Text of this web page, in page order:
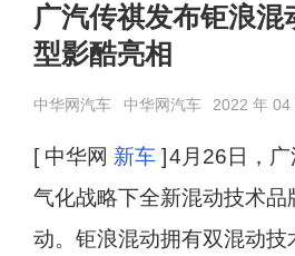
广汽传祺发布钜浪混
型影酷亮相
中华网汽车 中华网汽车 2022 年
[ 中华网 新车] 4月26日，
气化战略下全新混动技术
动。钜浪混动拥有双混动技